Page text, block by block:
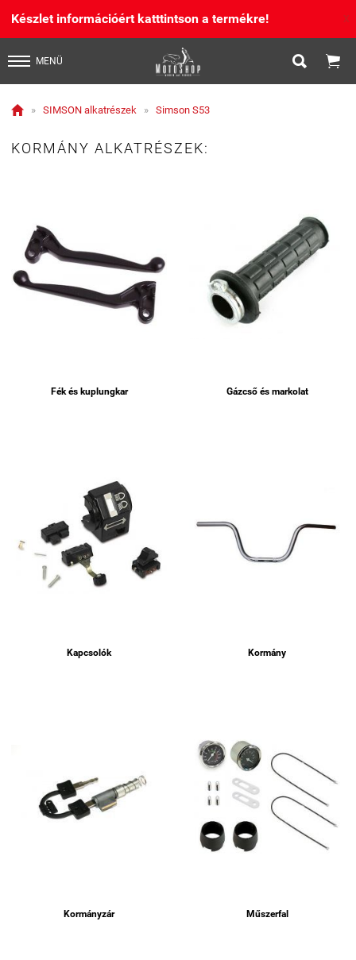
Készlet információért katttintson a termékre! X
MENÜ  
 » SIMSON alkatrészek » Simson S53
KORMÁNY ALKATRÉSZEK:
Fék és kuplungkar Gázcső és markolat
Kapcsolók Kormány
Kormányzár Műszerfal